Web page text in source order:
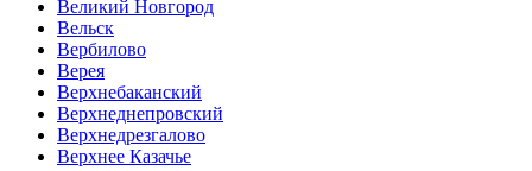
Великий Новгород
Вельск
Вербилово
Верея
Верхнебаканский
Верхнеднепровский
Верхнедрезгалово
Верхнее Казачье